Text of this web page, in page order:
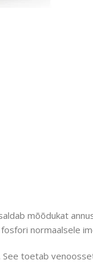
mõõdukat
normaalsele
. See toetab